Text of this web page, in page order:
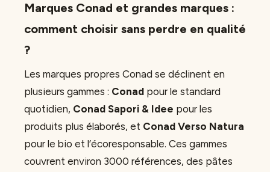
Marques Conad et grandes marques :
comment choisir sans perdre en qualité
?
Les marques propres Conad se déclinent en
plusieurs gammes : Conad pour le standard
quotidien, Conad Sapori & Idee pour les
produits plus élaborés, et Conad Verso Natura
pour le bio et l’écoresponsable. Ces gammes
couvrent environ 3000 références, des pâtes